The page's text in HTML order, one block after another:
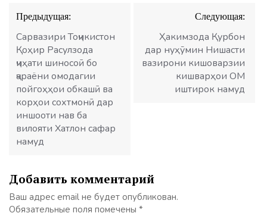
Навигация
по
записям
Предыдущая:
Сарвазири Тоҷикистон
Қоҳир Расулзода
ҷиҳати шиносоӣ бо
ҷараёни омодагии
пойгоҳҳои обкашӣ ва
корҳои сохтмонӣ дар
иншооти нав ба
вилояти Хатлон сафар
намуд
Следующая:
Ҳакимзода Қурбон
дар нуҳӯмин Нишасти
вазирони кишоварзии
кишварҳои ОМ
иштирок намуд
Добавить комментарий
Ваш адрес email не будет опубликован.
Обязательные поля помечены *